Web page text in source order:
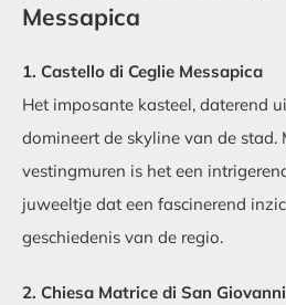
Messapica
1. Castello di Ceglie Messapica
Het imposante kasteel, daterend
domineert de skyline van de stad.
vestingmuren is het een
juweeltje dat een fascinerend
geschiedenis van de regio.
2. Chiesa Matrice di San